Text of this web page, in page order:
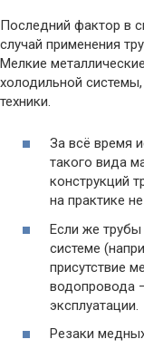
Последний фактор в
случай применения
Мелкие
холодильной
техники.
За всё время
такого вида
конструкций
на практике
Если же трубы
системе
присутствие
водопровода
эксплуатации.
Резаки